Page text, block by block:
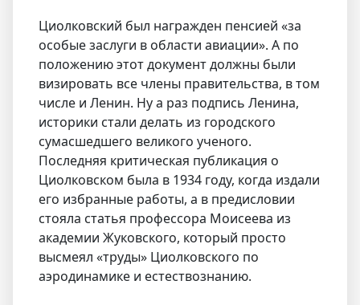
Циолковский был награжден пенсией «за
особые заслуги в области авиации». А по
положению этот документ должны были
визировать все члены правительства, в том
числе и Ленин. Ну а раз подпись Ленина,
историки стали делать из городского
сумасшедшего великого ученого.
Последняя критическая публикация о
Циолковском была в 1934 году, когда издали
его избранные работы, а в предисловии
стояла статья профессора Моисеева из
академии Жуковского, который просто
высмеял «труды» Циолковского по
аэродинамике и естествознанию.